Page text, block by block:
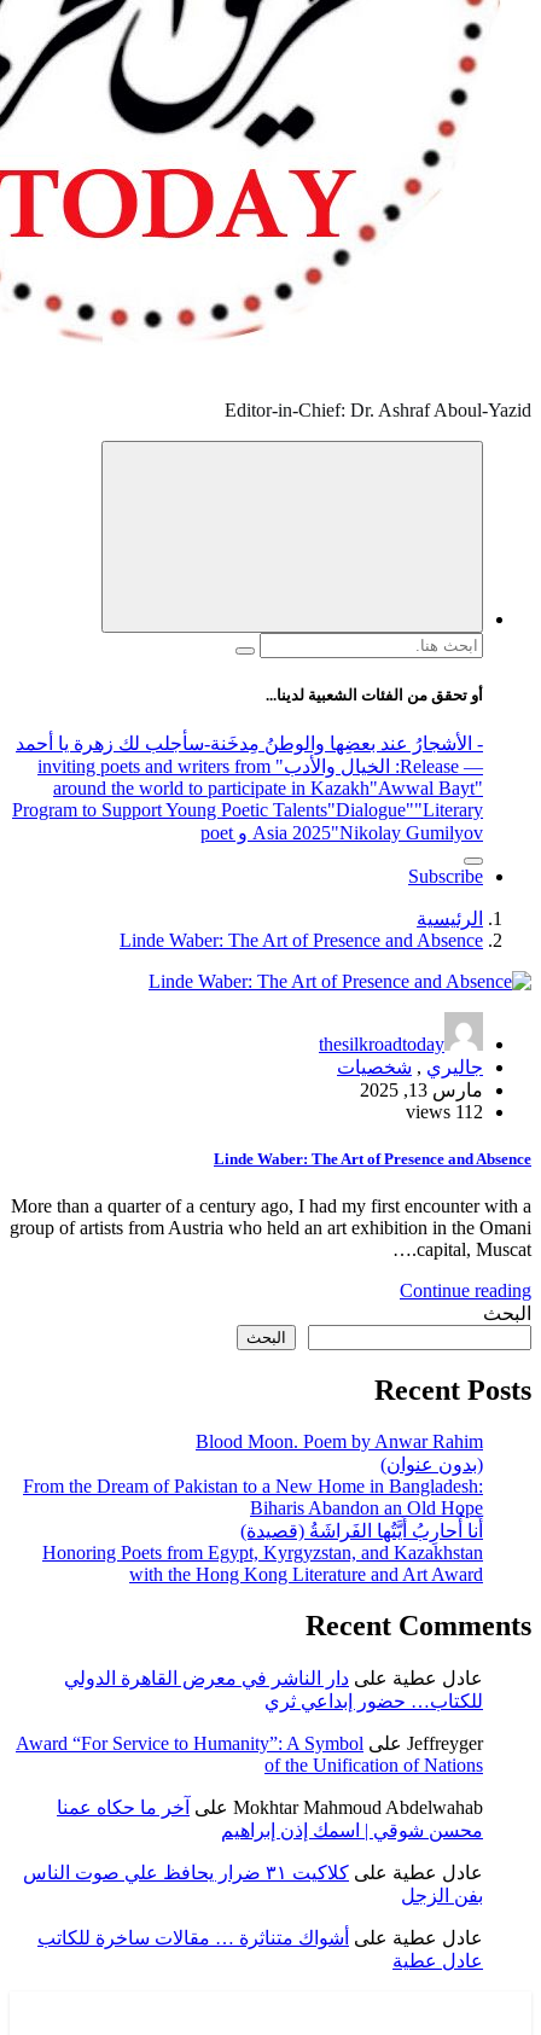
Editor-in-
لدينا...
والوطنُ مِدخَنة-سأجلب لك زهرة يا أحمد
" inviting poets and writers from
around the world to participate in
Program to Support Young Poetic Talents
Asia
Linde Waber: The Art of
Linde Waber:
More than a quarter of a century ago, I
group of artists from Austria who held
Blood Moon.
From the Dream of Pakistan to a New
Biharis
(قصيدة)
Honoring Poets from Egypt,
with the Hong Kong
الناشر في معرض القاهرة الدولي
ثري
Award “For Service to Humanity”: A
of the
Mokhtarعلىآخر ما حكاه عمنا
إبراهيم
كلاكيت ٣١ ضرار يحافظ علي صوت الناس
متناثرة … مقالات ساخرة للكاتب